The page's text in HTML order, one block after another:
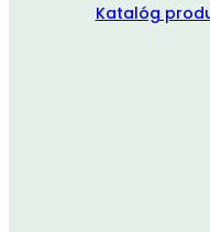
Katalóg